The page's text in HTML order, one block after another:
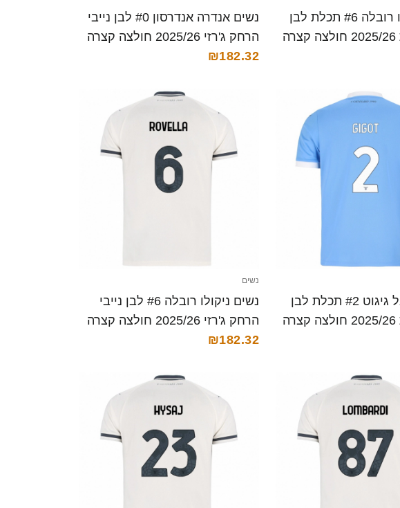
נשים ניקולו רובלה #6 תכלת לבן
נשים אנדרה אנדרסון #0 לבן נייבי
הרחק ג'רזי 2025/26 חולצה קצרה
₪182.32
נשים סמואל גיגוט #2 תכלת לבן
נשים
נשים ניקולו רובלה #6 לבן נייבי
הרחק ג'רזי 2025/26 חולצה קצרה
₪182.32